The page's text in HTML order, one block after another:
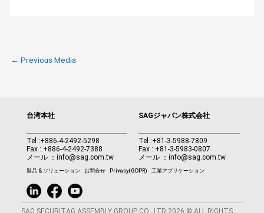
← Previous Media
台湾本社
Tel :+886-4-2492-5298
Fax : +886-4-2492-7388
メール ： info@sag.com.tw
SAGジャパン株式会社
Tel :+81-3-5988-7809
Fax : +81-3-5983-0807
メール ：info@sag.com.tw
製品 & ソリューション お問合せ Privacy(GDPR) 工業アプリケーション
SAG SECURITAG ASSEMBLY GROUP CO., LTD 2026 © ALL RIGHTS